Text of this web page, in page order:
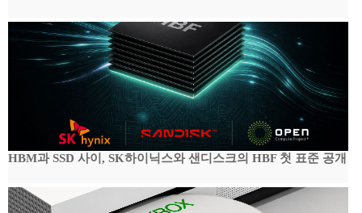
HBM과 SSD 사이, SK하이닉스와 샌디스크의 HBF 첫 표준 공개